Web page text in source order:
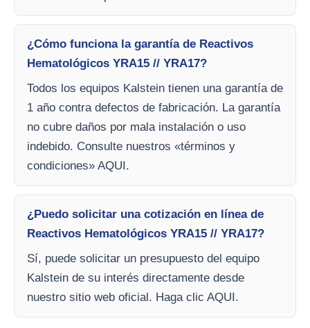
¿Cómo funciona la garantía de Reactivos
Hematológicos YRA15 // YRA17?
Todos los equipos Kalstein tienen una garantía de
1 año contra defectos de fabricación. La garantía
no cubre daños por mala instalación o uso
indebido. Consulte nuestros «términos y
condiciones» AQUI.
¿Puedo solicitar una cotización en línea de
Reactivos Hematológicos YRA15 // YRA17?
Sí, puede solicitar un presupuesto del equipo
Kalstein de su interés directamente desde
nuestro sitio web oficial. Haga clic AQUI.